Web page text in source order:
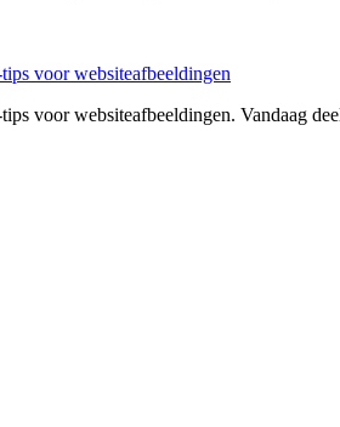
voor websiteafbeeldingen
voor websiteafbeeldingen. Vandaag